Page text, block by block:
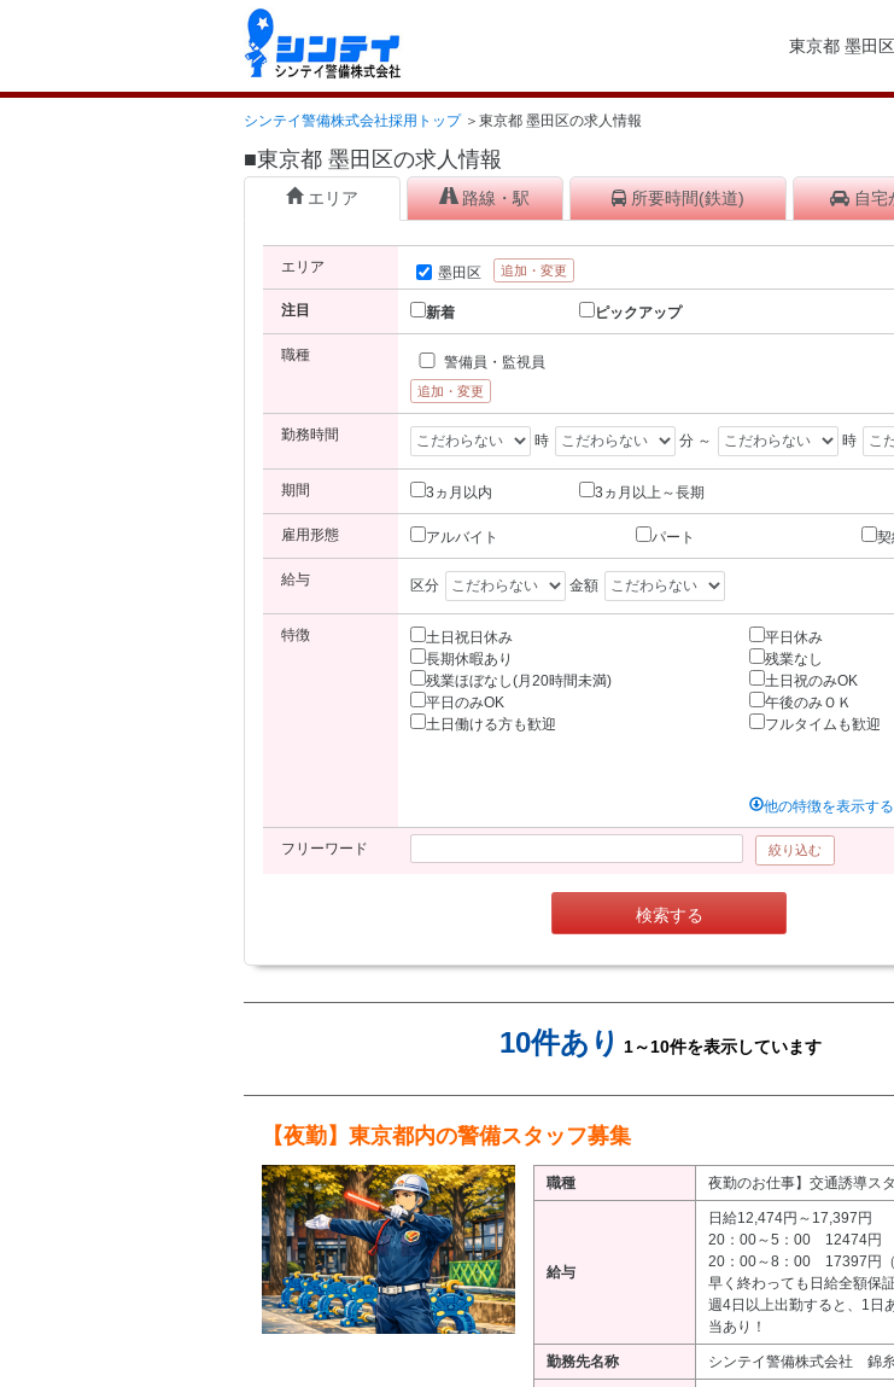
東京都 墨田
シンテイ警備株式会社採用トップ ＞ 東京都 墨田区の求人情報
■東京都 墨田区の求人情報
エリア 路線・駅 所要時間(鉄道) 自宅
エリア 墨田区 追加・変更
注目 新着 ピックアップ
職種 警備員・監視員
追加・変更
勤務時間 時 分 ～ 時
期間 3ヵ月以内 3ヵ月以上～長期
雇用形態 アルバイト パート 契
給与 区分 金額
特徴 土日祝日休み
平日休み
長期休暇あり
残業なし
残業ほぼなし(月20時間未満)
土日祝のみOK
平日のみOK
午後のみＯＫ
土日働ける方も歓迎
フルタイムも歓迎
他の特徴を表示する
フリーワード 絞り込む
検索する
10件あり 1～10件を表示しています
【夜勤】東京都内の警備スタッフ募集
職種 夜勤のお仕事】交通誘導ス
給与
日給12,474円～17,397円
20：00～5：00 12474円
20：00～8：00 17397円（
早く終わっても日給全額保証
週4日以上出勤すると、1日
当あり！
勤務先名称 シンテイ警備株式会社 錦